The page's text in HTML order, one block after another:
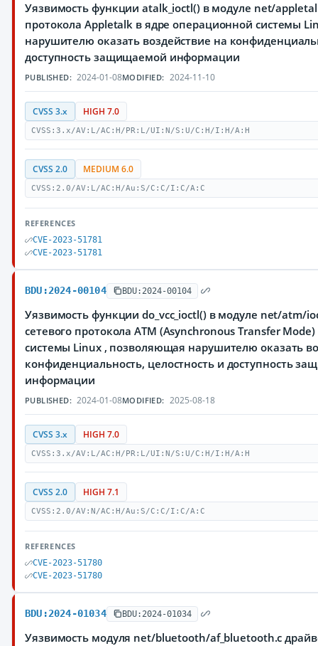
Уязвимость функции atalk_ioctl() в модуле net/
протокола Appletalk в ядре операционной системы
нарушителю оказать воздействие на
доступность защищаемой информации
PUBLISHED: 2024-01-08MODIFIED: 2024-11-10
CVSS 3.x HIGH 7.0
CVSS:3.x/AV:L/AC:H/PR:L/UI:N/S:U/C:H/I:H/A:H
CVSS 2.0 MEDIUM 6.0
CVSS:2.0/AV:L/AC:H/Au:S/C:C/I:C/A:C
REFERENCES
CVE-2023-51781
CVE-2023-51781
BDU:2024-00104 BDU:2024-00104
Уязвимость функции do_vcc_ioctl() в модуле net/atm/
сетевого протокола ATM (Asynchronous Transfer
системы Linux , позволяющая нарушителю оказать
конфиденциальность, целостность и доступность
информации
PUBLISHED: 2024-01-08MODIFIED: 2025-08-18
CVSS 3.x HIGH 7.0
CVSS:3.x/AV:L/AC:H/PR:L/UI:N/S:U/C:H/I:H/A:H
CVSS 2.0 HIGH 7.1
CVSS:2.0/AV:N/AC:H/Au:S/C:C/I:C/A:C
REFERENCES
CVE-2023-51780
CVE-2023-51780
BDU:2024-01034 BDU:2024-01034
Уязвимость модуля net/bluetooth/af_bluetooth.c